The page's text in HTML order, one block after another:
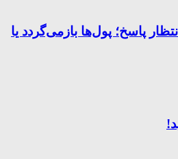
پاسخ؛ پول‌ها بازمی‌گردد یا